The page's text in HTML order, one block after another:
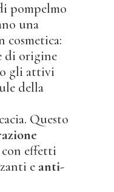
pompelmo
una
cosmetica:
di origine
gli attivi
della
Questo
con effetti
e anti-